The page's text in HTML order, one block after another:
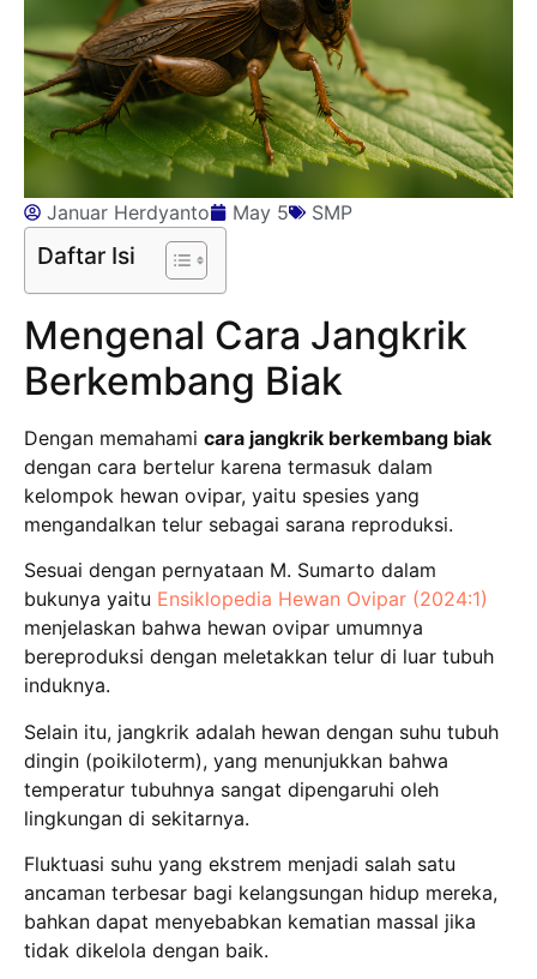
Januar Herdyanto May 5 SMP
Daftar Isi
Mengenal Cara Jangkrik
Berkembang Biak
Dengan memahami cara jangkrik berkembang biak
dengan cara bertelur karena termasuk dalam
kelompok hewan ovipar, yaitu spesies yang
mengandalkan telur sebagai sarana reproduksi.
Sesuai dengan pernyataan M. Sumarto dalam
bukunya yaitu Ensiklopedia Hewan Ovipar (2024:1)
menjelaskan bahwa hewan ovipar umumnya
bereproduksi dengan meletakkan telur di luar tubuh
induknya.
Selain itu, jangkrik adalah hewan dengan suhu tubuh
dingin (poikiloterm), yang menunjukkan bahwa
temperatur tubuhnya sangat dipengaruhi oleh
lingkungan di sekitarnya.
Fluktuasi suhu yang ekstrem menjadi salah satu
ancaman terbesar bagi kelangsungan hidup mereka,
bahkan dapat menyebabkan kematian massal jika
tidak dikelola dengan baik.